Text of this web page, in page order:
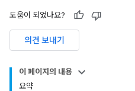
도움이 되었나요?
의견 보내기
이 페이지의 내용
요약